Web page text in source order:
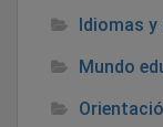
Idiomas
Mundo